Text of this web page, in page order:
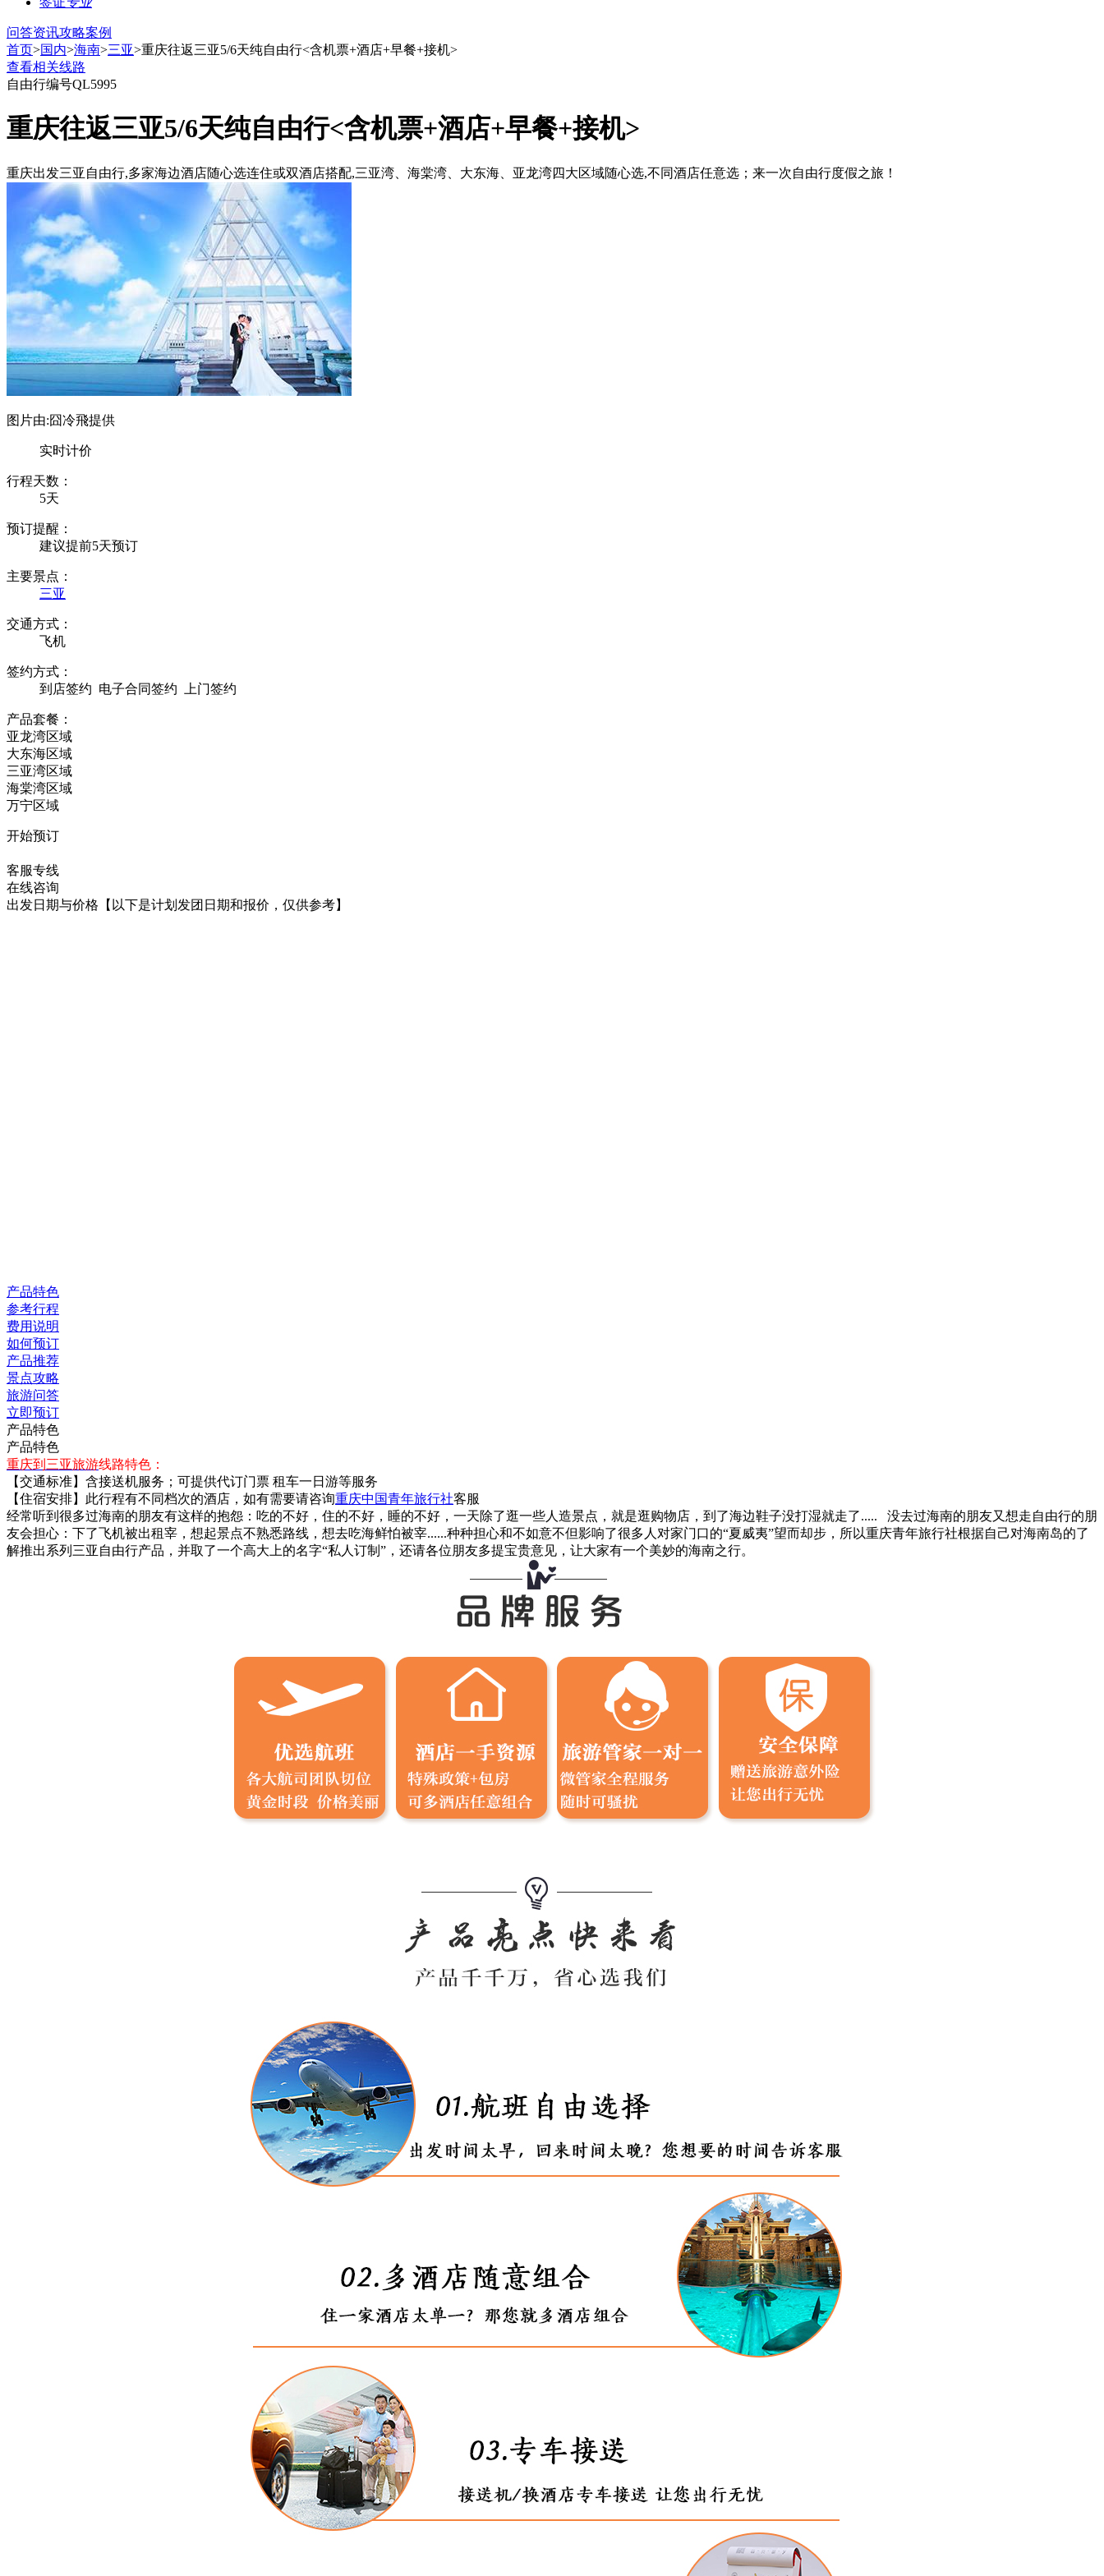
问答资讯攻略案例
首页>国内>海南>三亚>重庆往返三亚5/6天纯自由行<含机票+酒店+早餐+接机>
查看相关线路
自由行编号QL5995
重庆往返三亚5/6天纯自由行<含机票+酒店+早餐+接机>
重庆出发三亚自由行,多家海边酒店随心选连住或双酒店搭配,三亚湾、海棠湾、大东海、亚龙湾四大区域随心选,不同酒店任意选；来一次自由行度假之旅！
图片由:囧冷飛提供
实时计价
行程天数：
5天
预订提醒：
建议提前5天预订
主要景点：
三亚
交通方式：
飞机
签约方式：
到店签约 电子合同签约 上门签约
产品套餐：
亚龙湾区域
大东海区域
三亚湾区域
海棠湾区域
万宁区域
开始预订
客服专线
在线咨询
出发日期与价格 【以下是计划发团日期和报价，仅供参考】
产品特色
参考行程
费用说明
如何预订
产品推荐
景点攻略
旅游问答
立即预订
产品特色
产品特色
重庆到三亚旅游线路特色：
【交通标准】含接送机服务；可提供代订门票 租车一日游等服务
【住宿安排】此行程有不同档次的酒店，如有需要请咨询重庆中国青年旅行社客服
经常听到很多过海南的朋友有这样的抱怨：吃的不好，住的不好，睡的不好，一天除了逛一些人造景点，就是逛购物店，到了海边鞋子没打湿就走了..... 没去过海南的朋友又想走自由行的朋
友会担心：下了飞机被出租宰，想起景点不熟悉路线，想去吃海鲜怕被宰......种种担心和不如意不但影响了很多人对家门口的“夏威夷”望而却步，所以重庆青年旅行社根据自己对海南岛的了
解推出系列三亚自由行产品，并取了一个高大上的名字“私人订制”，还请各位朋友多提宝贵意见，让大家有一个美妙的海南之行。